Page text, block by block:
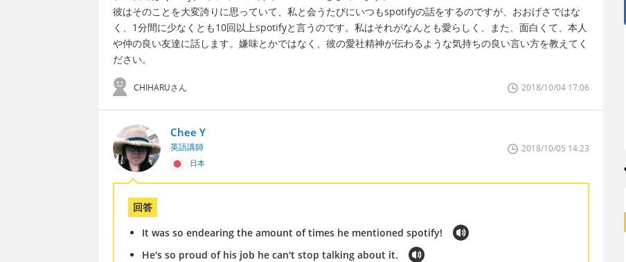
彼はそのことを大変誇りに思っていて、私と会うたびにいつもspotifyの話をするのですが、おおげさではな
く、1分間に少なくとも10回以上spotifyと言うのです。私はそれがなんとも愛らしく、また、面白くて、本人
や仲の良い友達に話します。嫌味とかではなく、彼の愛社精神が伝わるような気持ちの良い言い方を教えてく
ださい。
CHIHARUさん 2018/10/04 17:06
Chee Y
英語講師
日本
2018/10/05 14:23
回答
It was so endearing the amount of times he mentioned spotify!
He's so proud of his job he can't stop talking about it.